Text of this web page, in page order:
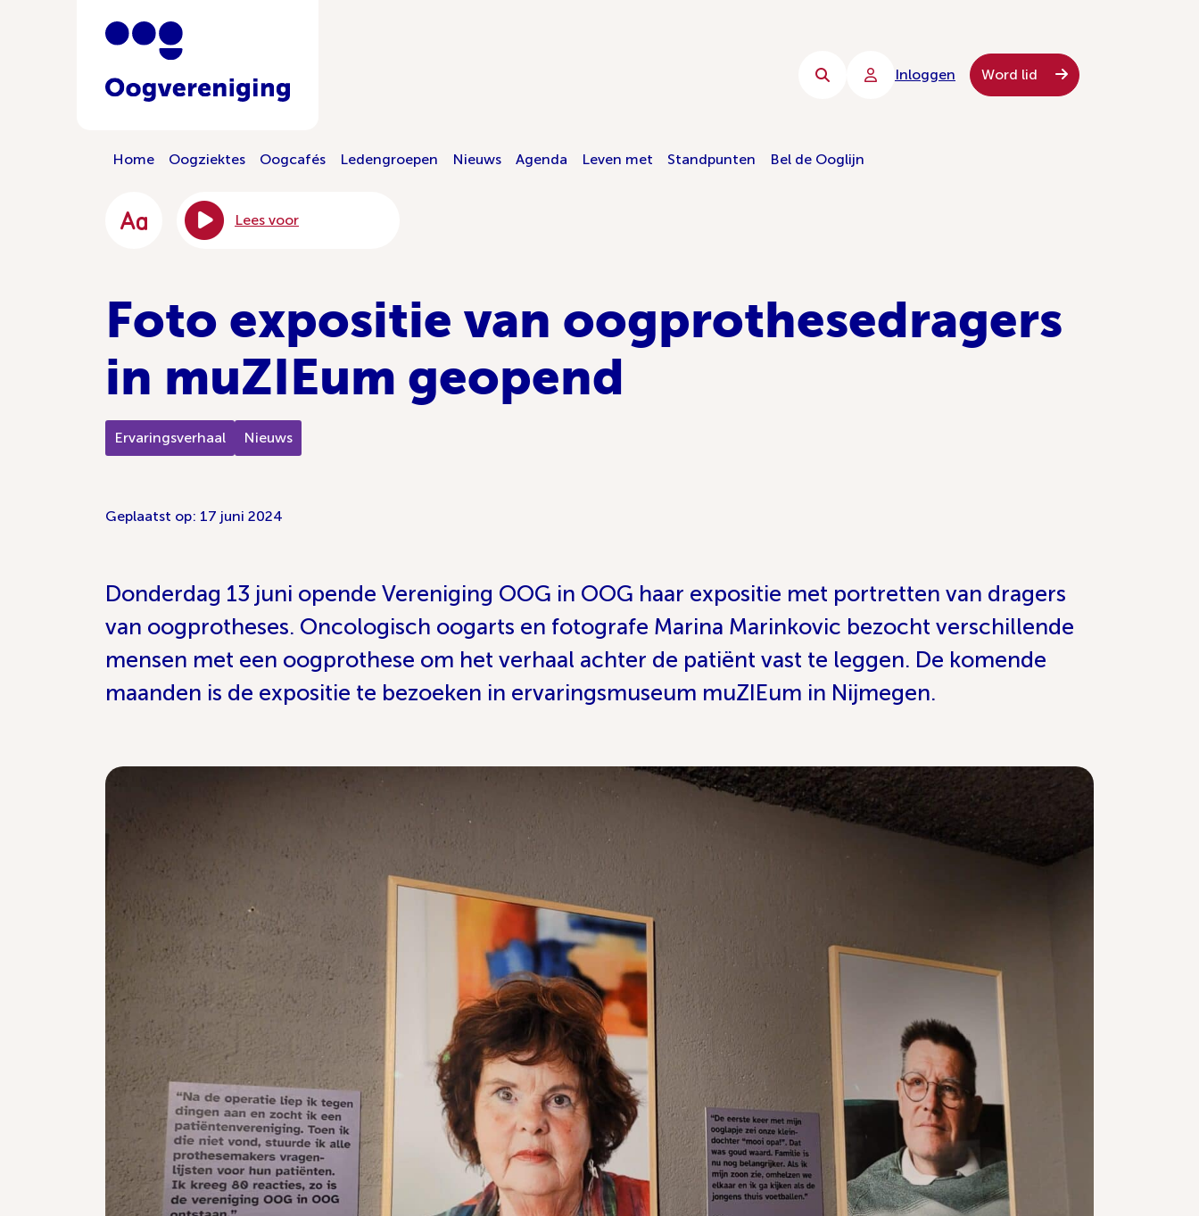
Inloggen Word lid
Home Oogziektes Oogcafés Ledengroepen Nieuws Agenda Leven met Standpunten Bel de Ooglijn
Lees voor
Foto expositie van oogprothesedragers
in muZIEum geopend
Ervaringsverhaal Nieuws
Geplaatst op: 17 juni 2024
Donderdag 13 juni opende Vereniging OOG in OOG haar expositie met portretten van dragers
van oogprotheses. Oncologisch oogarts en fotografe Marina Marinkovic bezocht verschillende
mensen met een oogprothese om het verhaal achter de patiënt vast te leggen. De komende
maanden is de expositie te bezoeken in ervaringsmuseum muZIEum in Nijmegen.